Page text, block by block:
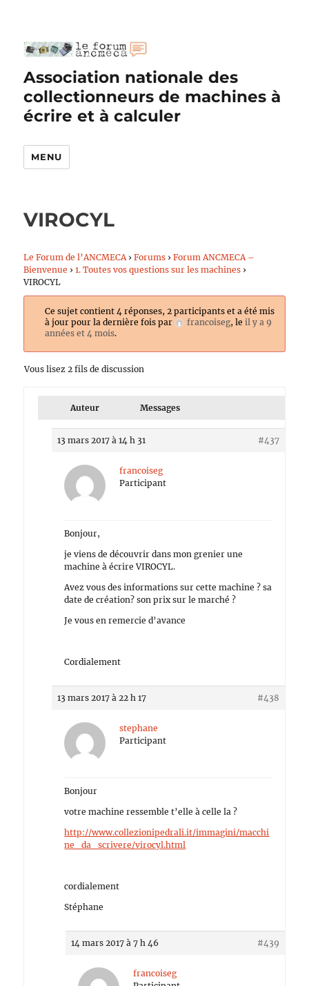
Association nationale des
collectionneurs de machines à
écrire et à calculer
MENU
VIROCYL
Le Forum de l’ANCMECA › Forums › Forum ANCMECA –
Bienvenue › 1. Toutes vos questions sur les machines ›
VIROCYL
Ce sujet contient 4 réponses, 2 participants et a été mis
à jour pour la dernière fois par
francoiseg, le il y a 9
années et 4 mois.
Vous lisez 2 fils de discussion
Auteur Messages
13 mars 2017 à 14 h 31 #437
francoiseg
Participant
Bonjour,
je viens de découvrir dans mon grenier une
machine à écrire VIROCYL.
Avez vous des informations sur cette machine ? sa
date de création? son prix sur le marché ?
Je vous en remercie d’avance
Cordialement
13 mars 2017 à 22 h 17 #438
stephane
Participant
Bonjour
votre machine ressemble t’elle à celle la ?
http://www.collezionipedrali.it/immagini/macchi
ne_da_scrivere/virocyl.html
cordialement
Stéphane
14 mars 2017 à 7 h 46 #439
francoiseg